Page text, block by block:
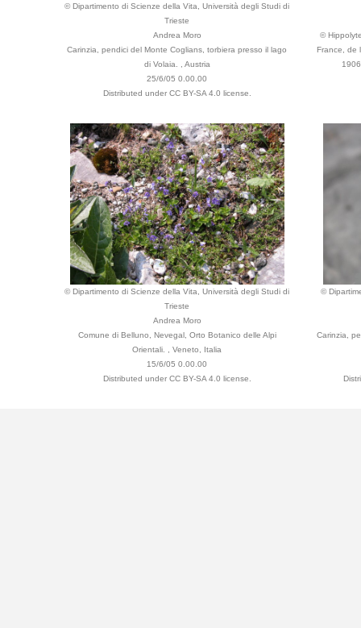
© Dipartimento di Scienze della Vita, Università degli Studi di
Trieste
Andrea Moro
Carinzia, pendici del Monte Coglians, torbiera presso il lago
di Volaia. , Austria
25/6/05 0.00.00
Distributed under CC BY-SA 4.0 license.
©
France, de
© Dipartimento di Scienze della Vita, Università degli Studi di
Trieste
Andrea Moro
Comune di Belluno, Nevegal, Orto Botanico delle Alpi
Orientali. , Veneto, Italia
15/6/05 0.00.00
Distributed under CC BY-SA 4.0 license.
©
Carinzia,